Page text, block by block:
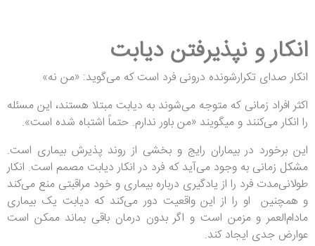
انکار و نپذیرفتن دیابت
انکار صدای تکرارشونده درونی فرد است که می‌گوید: «من نه»
اکثر افراد زمانی که متوجه می‌شوند به دیابت مبتلا هستند، این مسئله
را انکار می‌کنند و میگویند «من باور ندارم. حتماً اشتباه شده است».
این برخورد در بیماران رایج و بخشی از روند پذیرش بیماری است.
مشکل زمانی به وجود می‌آید که فرد در انکار دیابت مصمم است. انکار
طولانی‌مدت فرد را از یادگیری درباره بیماری و خود مراقبتی منع می‌کند
و همچنین او را از این واقعیت دور می‌کند که دیابت یک بیماری
مادام‌العمر و مزمن است و اگر بدون درمان باقی بماند ممکن است
عوارض جدی ایجاد کند.